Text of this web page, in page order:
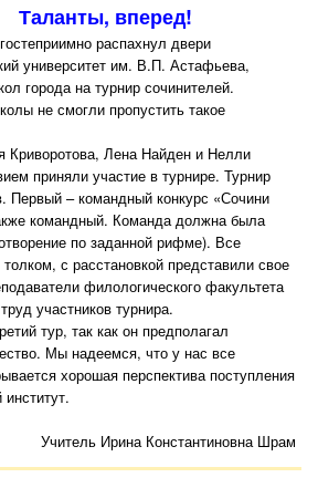
Таланты, вперед!
распахнул двери
университет им. В.П. Астафьева,
города на турнир сочинителей.
не смогли пропустить такое
Криворотова, Лена Найден и Нелли
приняли участие в турнире. Турнир
Первый – командный конкурс «Сочини
командный. Команда должна была
по заданной рифме). Все
с расстановкой представили свое
филологического факультета
участников турнира.
тур, так как он предполагал
Мы надеемся, что у нас все
хорошая перспектива поступления
Учитель Ирина Константиновна Шрам